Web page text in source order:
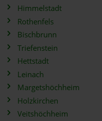
Himmelstadt
Rothenfels
Bischbrunn
Triefenstein
Hettstadt
Leinach
Margetshöchheim
Holzkirchen
Veitshöchheim